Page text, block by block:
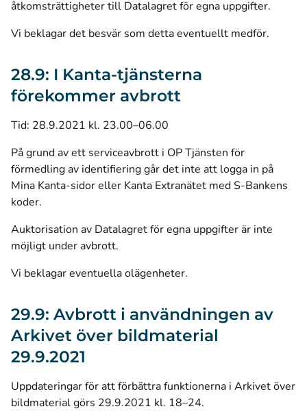
åtkomsträttigheter till Datalagret för egna uppgifter.
Vi beklagar det besvär som detta eventuellt medför.
28.9: I Kanta-tjänsterna
förekommer avbrott
Tid: 28.9.2021 kl. 23.00–06.00
På grund av ett serviceavbrott i OP Tjänsten för
förmedling av identifiering går det inte att logga in på
Mina Kanta-sidor eller Kanta Extranätet med S-Bankens
koder.
Auktorisation av Datalagret för egna uppgifter är inte
möjligt under avbrott.
Vi beklagar eventuella olägenheter.
29.9: Avbrott i användningen av
Arkivet över bildmaterial
29.9.2021
Uppdateringar för att förbättra funktionerna i Arkivet över
bildmaterial görs 29.9.2021 kl. 18–24.